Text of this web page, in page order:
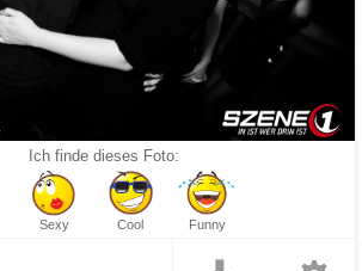
Ich finde dieses Foto:
Sexy Cool Funny